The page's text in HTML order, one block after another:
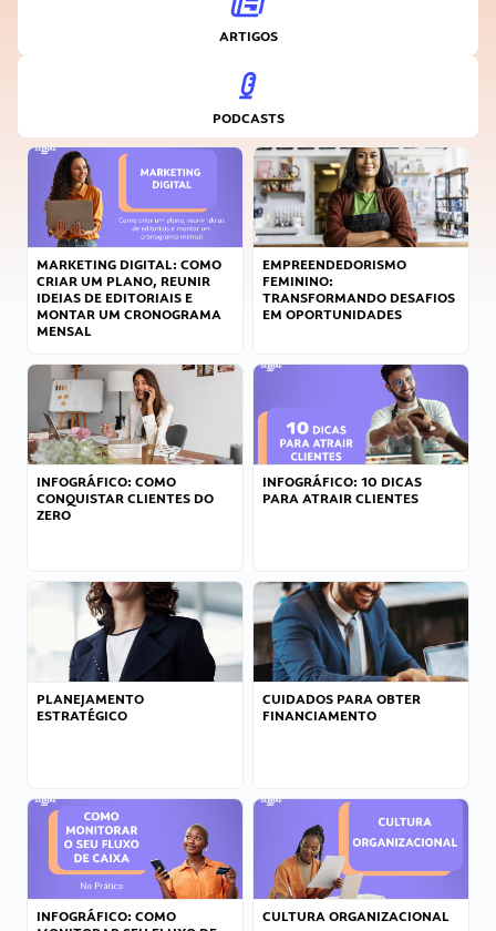
ARTIGOS
PODCASTS
MARKETING DIGITAL: COMO
CRIAR UM PLANO, REUNIR
IDEIAS DE EDITORIAIS E
MONTAR UM CRONOGRAMA
MENSAL
EMPREENDEDORISMO
FEMININO:
TRANSFORMANDO DESAFIOS
EM OPORTUNIDADES
INFOGRÁFICO: COMO
CONQUISTAR CLIENTES DO
ZERO
INFOGRÁFICO: 10 DICAS
PARA ATRAIR CLIENTES
PLANEJAMENTO
ESTRATÉGICO
CUIDADOS PARA OBTER
FINANCIAMENTO
INFOGRÁFICO: COMO
CULTURA ORGANIZACIONAL